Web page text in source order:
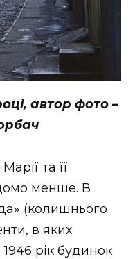
автор фото –
та її
менше. В
(колишнього
в яких
рік будинок